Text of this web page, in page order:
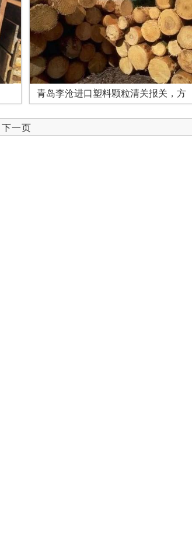
青岛李沧进口塑料颗粒清关报关，方
下一页